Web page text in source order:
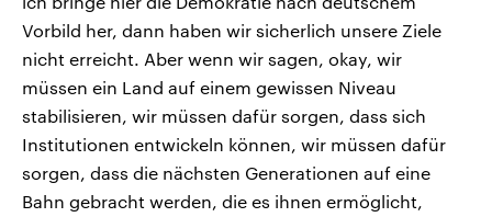
Vorbild her, dann haben wir sicherlich unsere Ziele
nicht erreicht. Aber wenn wir sagen, okay, wir
müssen ein Land auf einem gewissen Niveau
stabilisieren, wir müssen dafür sorgen, dass sich
Institutionen entwickeln können, wir müssen dafür
sorgen, dass die nächsten Generationen auf eine
Bahn gebracht werden, die es ihnen ermöglicht,